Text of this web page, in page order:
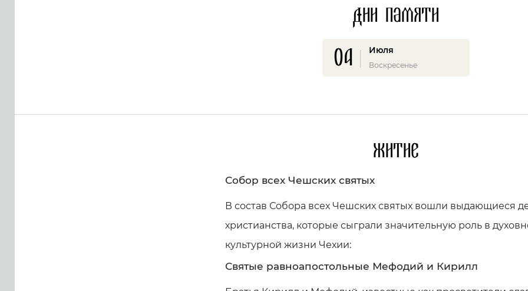
Дни памяти
04 Июля
Воскресенье
Житие
Собор всех Чешских святых
В состав Собора всех Чешских святых вошли выдающиеся
христианства, которые сыграли значительную роль в
культурной жизни Чехии:
Святые равноапостольные Мефодий и Кирилл